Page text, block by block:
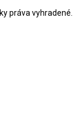
práva vyhradené.